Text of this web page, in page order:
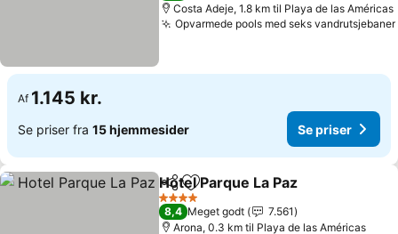
Costa Adeje, 1.8 km til Playa de las Américas
Opvarmede pools med seks vandrutsjebaner
Af 1.145 kr.
Se priser fra 15 hjemmesider Se priser
Del Føj til favoritter
Hotel Parque La Paz
4 Stjerner
8,4 Meget godt
7.561
Arona, 0.3 km til Playa de las Américas